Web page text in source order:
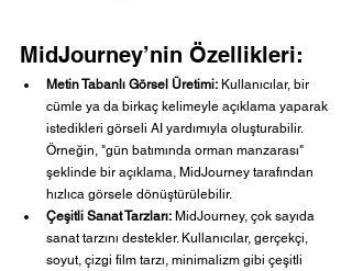
MidJourney’nin Özellikleri:
Metin Tabanlı Görsel Üretimi: Kullanıcılar, bir
cümle ya da birkaç kelimeyle açıklama yaparak
istedikleri görseli AI yardımıyla oluşturabilir.
Örneğin, "gün batımında orman manzarası"
şeklinde bir açıklama, MidJourney tarafından
hızlıca görsele dönüştürülebilir.
Çeşitli Sanat Tarzları: MidJourney, çok sayıda
sanat tarzını destekler. Kullanıcılar, gerçekçi,
soyut, çizgi film tarzı, minimalizm gibi çeşitli